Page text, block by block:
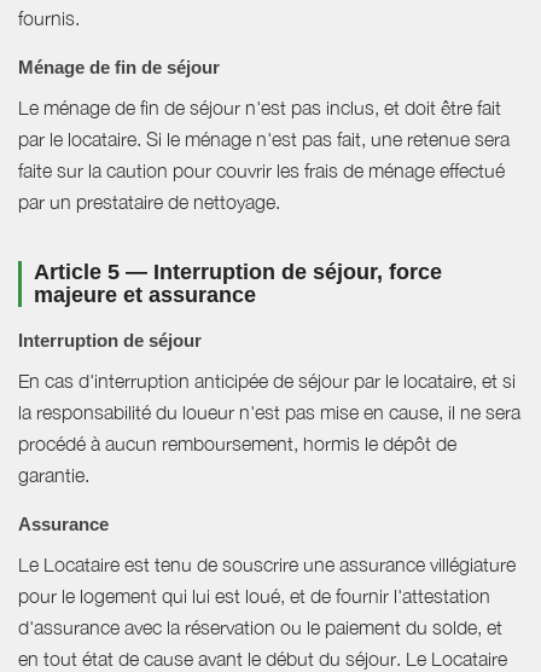
fournis.
Ménage de fin de séjour
Le ménage de fin de séjour n'est pas inclus, et doit être fait
par le locataire. Si le ménage n'est pas fait, une retenue sera
faite sur la caution pour couvrir les frais de ménage effectué
par un prestataire de nettoyage.
Article 5 — Interruption de séjour, force
majeure et assurance
Interruption de séjour
En cas d'interruption anticipée de séjour par le locataire, et si
la responsabilité du loueur n'est pas mise en cause, il ne sera
procédé à aucun remboursement, hormis le dépôt de
garantie.
Assurance
Le Locataire est tenu de souscrire une assurance villégiature
pour le logement qui lui est loué, et de fournir l'attestation
d'assurance avec la réservation ou le paiement du solde, et
en tout état de cause avant le début du séjour. Le Locataire